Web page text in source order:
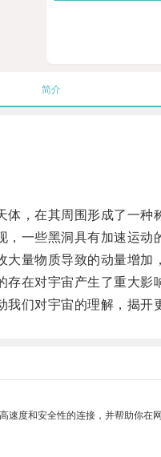
简介
在其周围形成了一种
一些黑洞具有加速运动
量物质导致的动量增加
对宇宙产生了重大影
们对宇宙的理解，揭开
速度和安全性的连接，并帮助你在